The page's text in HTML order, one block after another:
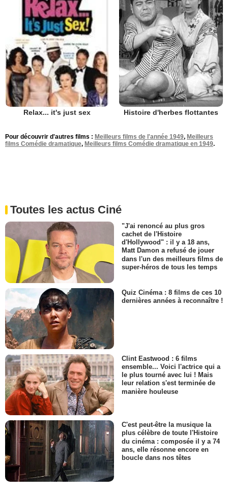
Relax... it's just sex Histoire d'herbes flottantes
Pour découvrir d'autres films : Meilleurs films de l'année 1949, Meilleurs
films Comédie dramatique, Meilleurs films Comédie dramatique en 1949.
Toutes les actus Ciné
"J'ai renoncé au plus gros
cachet de l'Histoire
d'Hollywood" : il y a 18 ans,
Matt Damon a refusé de jouer
dans l'un des meilleurs films de
super-héros de tous les temps
Quiz Cinéma : 8 films de ces 10
dernières années à reconnaître !
Clint Eastwood : 6 films
ensemble... Voici l'actrice qui a
le plus tourné avec lui ! Mais
leur relation s'est terminée de
manière houleuse
C'est peut-être la musique la
plus célèbre de toute l'Histoire
du cinéma : composée il y a 74
ans, elle résonne encore en
boucle dans nos têtes